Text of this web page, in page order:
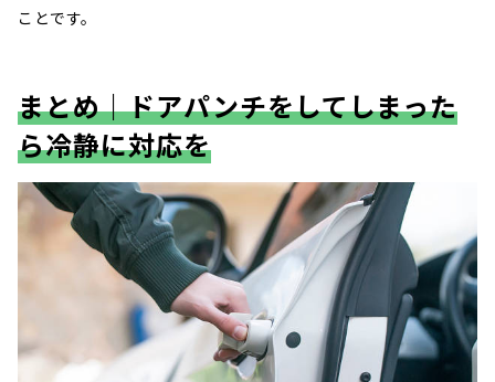
ことです。
まとめ｜ドアパンチをしてしまった
ら冷静に対応を